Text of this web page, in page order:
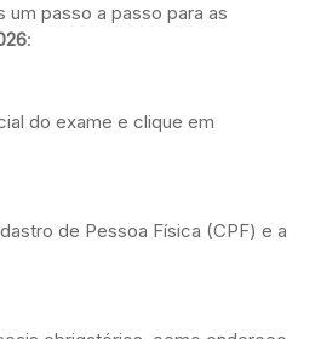
um passo a passo para as
:
do exame e clique em
de Pessoa Física (CPF) e a